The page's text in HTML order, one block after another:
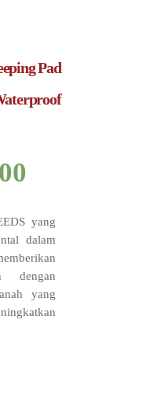
Pad
yang
dalam
dengan
yang